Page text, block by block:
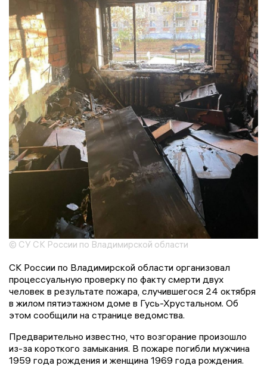
© СУ СК России по Владимирской области
СК России по Владимирской области организовал
процессуальную проверку по факту смерти двух
человек в результате пожара, случившегося 24 октября
в жилом пятиэтажном доме в Гусь-Хрустальном. Об
этом сообщили на странице ведомства.
Предварительно известно, что возгорание произошло
из-за короткого замыкания. В пожаре погибли мужчина
1959 года рождения и женщина 1969 года рождения.